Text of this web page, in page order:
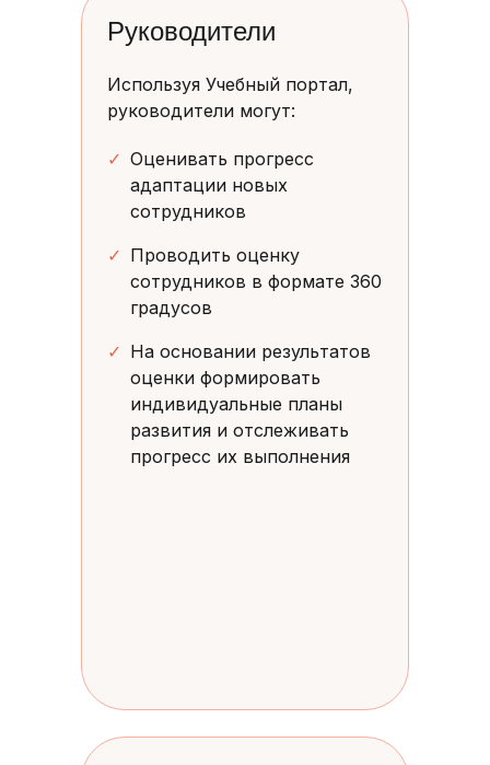
✓ На основании результатов
оценки формировать
индивидуальные планы
развития и отслеживать
прогресс их выполнения
✓ Проводить оценку
сотрудников в формате 360
градусов
✓ Оценивать прогресс
адаптации новых
сотрудников
Руководители
Используя Учебный портал,
руководители могут: